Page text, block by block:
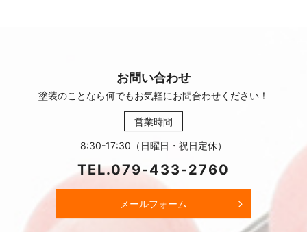
お問い合わせ
塗装のことなら何でもお気軽にお問合わせください！
営業時間
8:30-17:30（日曜日・祝日定休）
TEL.079-433-2760
メールフォーム